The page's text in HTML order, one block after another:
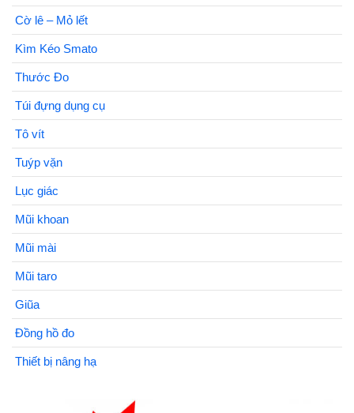
Cờ lê – Mỏ lết
Kìm Kéo Smato
Thước Đo
Túi đựng dụng cụ
Tô vít
Tuýp vặn
Lục giác
Mũi khoan
Mũi mài
Mũi taro
Giũa
Đồng hồ đo
Thiết bị nâng hạ